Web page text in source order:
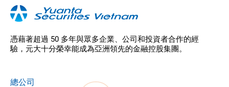
憑藉著超過 50 多年與眾多企業、公司和投資者合作的經
驗，元大十分榮幸能成為亞洲領先的金融控股集團。
總公司